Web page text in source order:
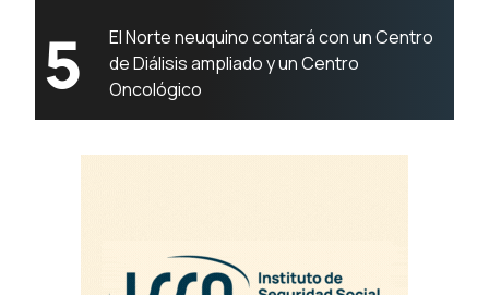
5
El Norte neuquino contará con un Centro
de Diálisis ampliado y un Centro
Oncológico